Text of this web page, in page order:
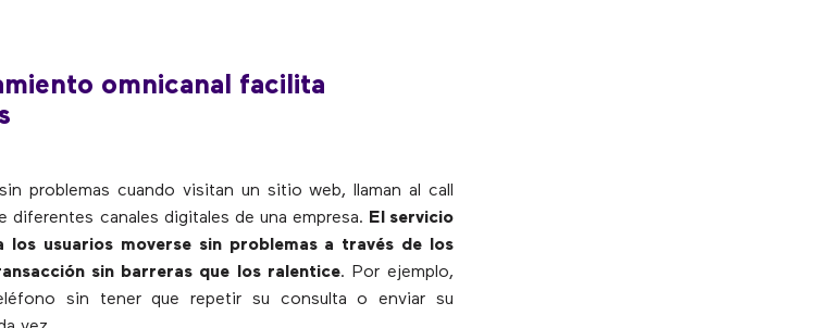
omnicanal facilita
problemas cuando visitan un sitio web, llaman al call
canales digitales de una empresa. El servicio
los usuarios moverse sin problemas a través de los
sin barreras que los ralentice. Por ejemplo,
sin tener que repetir su consulta o enviar su